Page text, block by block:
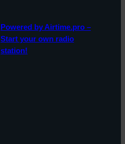
Powered by Airtime.pro –
Start your own radio
station!